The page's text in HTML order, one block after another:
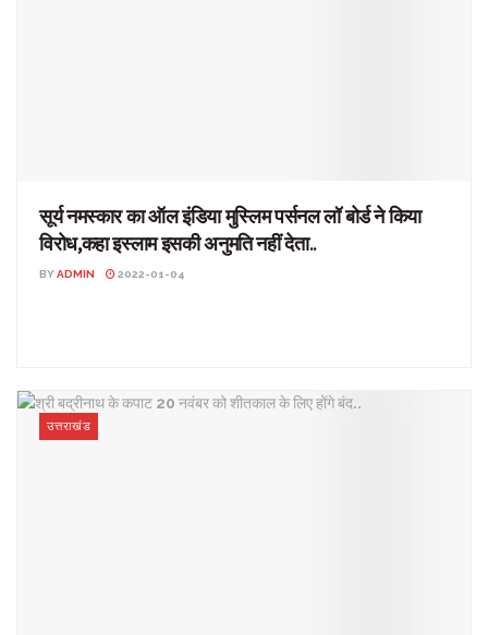
सूर्य नमस्कार का ऑल इंडिया मुस्लिम पर्सनल लॉ बोर्ड ने किया
विरोध,कहा इस्लाम इसकी अनुमति नहीं देता..
BYADMIN 2022-01-04
उत्तराखंड